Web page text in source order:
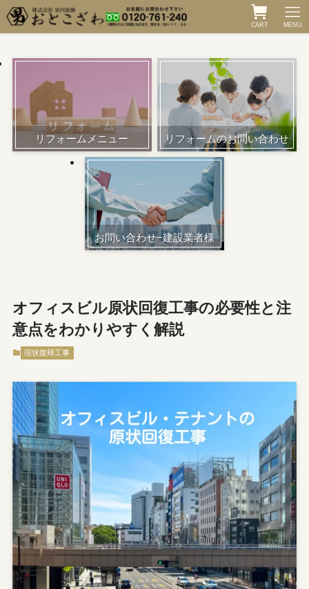
CART MENU
リフォームメニュー リフォームのお問い合わせ
お問い合わせ−建設業者様
オフィスビル原状回復工事の必要性と注
意点をわかりやすく解説
現状復帰工事